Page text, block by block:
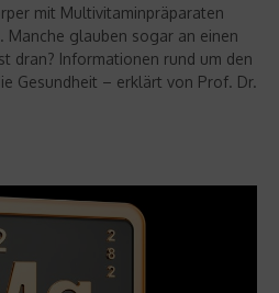
mit Multivitaminpräparaten
Manche glauben sogar an einen
dran? Informationen rund um den
Gesundheit – erklärt von Prof. Dr.